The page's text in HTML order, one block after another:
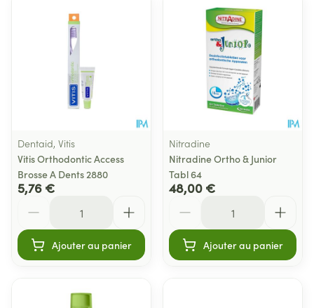
Dentaid, Vitis
Vitis Orthodontic Access
Brosse A Dents 2880
5,76 €
Ajouter au panier
Nitradine
Nitradine Ortho & Junior
Tabl 64
48,00 €
Ajouter au panier